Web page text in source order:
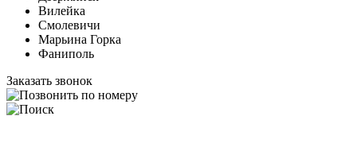
Вилейка
Смолевичи
Марьина Горка
Фаниполь
Заказать звонок